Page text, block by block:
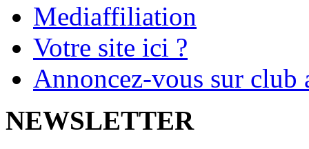
Mediaffiliation
Votre site ici ?
Annoncez-vous sur
NEWSLETTER